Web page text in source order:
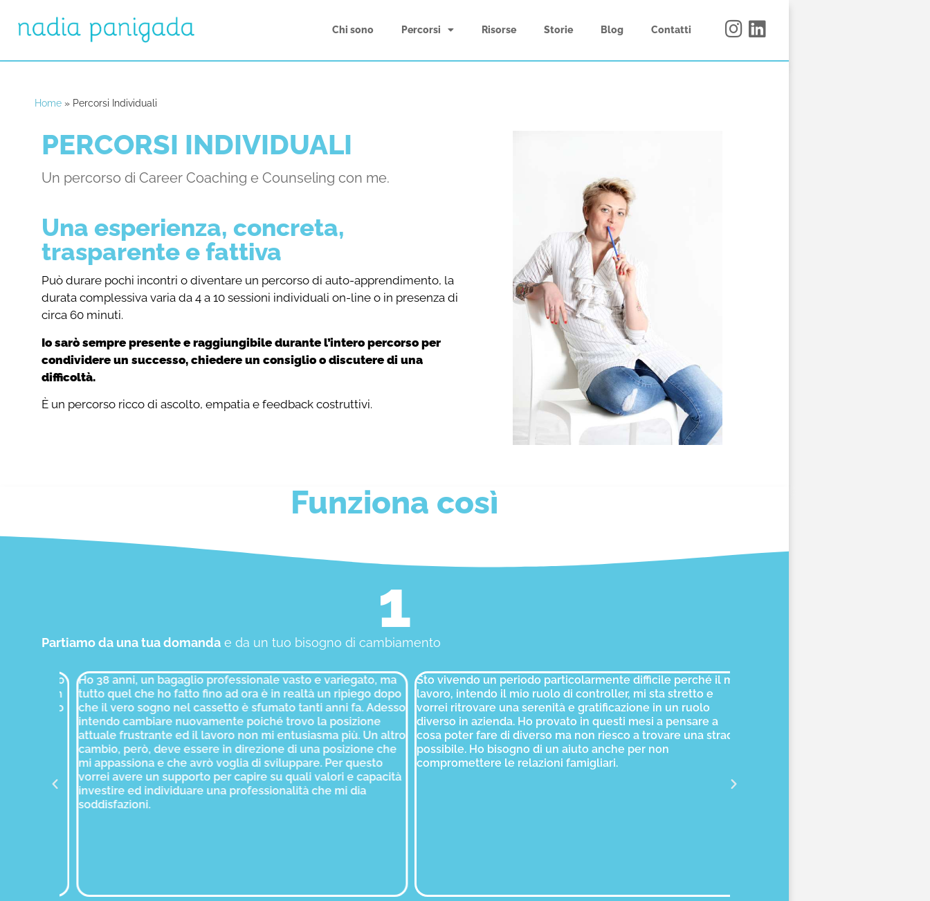
Chi sono Percorsi Risorse Storie Blog Contatti
Home » Percorsi Individuali
PERCORSI INDIVIDUALI
Un percorso di Career Coaching e Counseling con me.
Una esperienza, concreta,
trasparente e fattiva
Può durare pochi incontri o diventare un percorso di auto-apprendimento, la
durata complessiva varia da 4 a 10 sessioni individuali on-line o in presenza di
circa 60 minuti.
Io sarò sempre presente e raggiungibile durante l’intero percorso per
condividere un successo, chiedere un consiglio o discutere di una
difficoltà.
È un percorso ricco di ascolto, empatia e feedback costruttivi.
Funziona così
1
Partiamo da una tua domanda e da un tuo bisogno di cambiamento
Ho 38 anni, un bagaglio professionale vasto e variegato, ma
tutto quel che ho fatto fino ad ora è in realtà un ripiego dopo
che il vero sogno nel cassetto è sfumato tanti anni fa. Adesso
intendo cambiare nuovamente poiché trovo la posizione
attuale frustrante ed il lavoro non mi entusiasma più. Un altro
cambio, però, deve essere in direzione di una posizione che
mi appassiona e che avrò voglia di sviluppare. Per questo
vorrei avere un supporto per capire su quali valori e capacità
investire ed individuare una professionalità che mi dia
soddisfazioni.
Sto vivendo un periodo particolarmente difficile perché il mio
lavoro, intendo il mio ruolo di controller, mi sta stretto e
vorrei ritrovare una serenità e gratificazione in un ruolo
diverso in azienda. Ho provato in questi mesi a pensare a
cosa poter fare di diverso ma non riesco a trovare una strada
possibile. Ho bisogno di un aiuto anche per non
compromettere le relazioni famigliari.